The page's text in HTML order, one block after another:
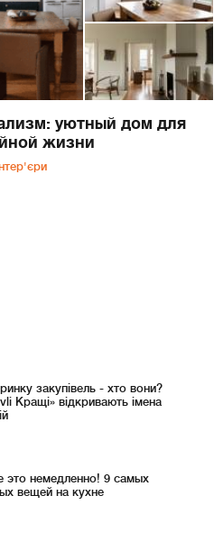
уютный дом для
жизни
закупівель - хто вони?
Кращі» відкривають імена
это немедленно! 9 самых
вещей на кухне